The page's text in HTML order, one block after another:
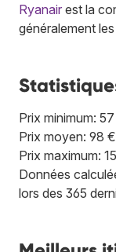
Ryanair est la
généralement
Prix minimum:
Prix moyen: 98 €
Prix maximum:
Données
lors des 365